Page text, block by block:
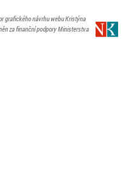
grafického návrhu webu Kristýna
za finanční podpory Ministerstva